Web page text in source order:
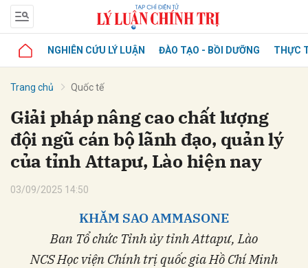
NGHIÊN CỨU LÝ LUẬN ĐÀO TẠO - BỒI DƯỠNG THỰC
Trang chủ Quốc tế
Giải pháp nâng cao chất lượng
đội ngũ cán bộ lãnh đạo, quản lý
của tỉnh Attapư, Lào hiện nay
03/09/2025 14:50
KHĂM SAO AMMASONE
Ban Tổ chức Tỉnh ủy tỉnh Attapư, Lào
NCS Học viện Chính trị quốc gia Hồ Chí Minh